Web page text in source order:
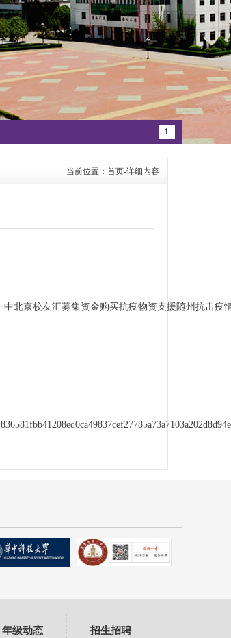
1
当前位置：首页-详细内容
北京校友汇募集资金购买抗疫物资支援随州抗击疫
年级动态 招生招聘